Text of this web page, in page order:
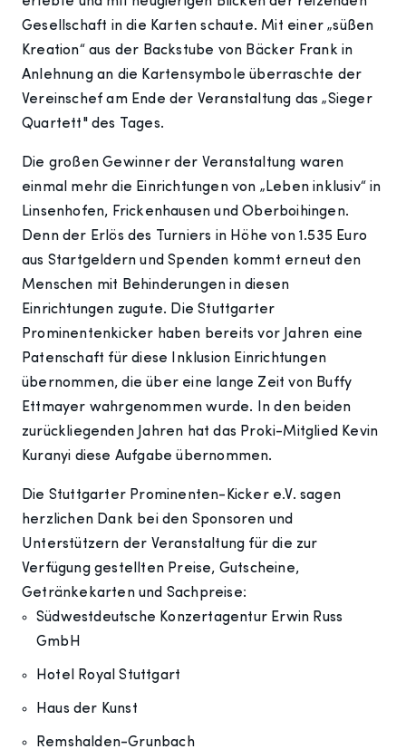
Gesellschaft in die Karten schaute. Mit einer „süßen
Kreation“ aus der Backstube von Bäcker Frank in
Anlehnung an die Kartensymbole überraschte der
Vereinschef am Ende der Veranstaltung das „Sieger
Quartett" des Tages.
Die großen Gewinner der Veranstaltung waren
einmal mehr die Einrichtungen von „Leben inklusiv“ in
Linsenhofen, Frickenhausen und Oberboihingen.
Denn der Erlös des Turniers in Höhe von 1.535 Euro
aus Startgeldern und Spenden kommt erneut den
Menschen mit Behinderungen in diesen
Einrichtungen zugute. Die Stuttgarter
Prominentenkicker haben bereits vor Jahren eine
Patenschaft für diese Inklusion Einrichtungen
übernommen, die über eine lange Zeit von Buffy
Ettmayer wahrgenommen wurde. In den beiden
zurückliegenden Jahren hat das Proki-Mitglied Kevin
Kuranyi diese Aufgabe übernommen.
Die Stuttgarter Prominenten-Kicker e.V. sagen
herzlichen Dank bei den Sponsoren und
Unterstützern der Veranstaltung für die zur
Verfügung gestellten Preise, Gutscheine,
Getränkekarten und Sachpreise:
Südwestdeutsche Konzertagentur Erwin Russ
GmbH
Hotel Royal Stuttgart
Haus der Kunst
Remshalden-Grunbach